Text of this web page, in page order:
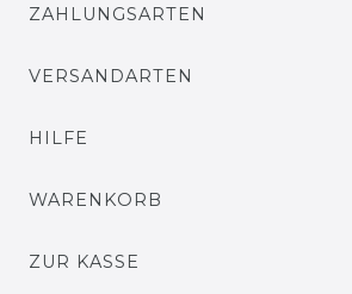
ZAHLUNGSARTEN
VERSANDARTEN
HILFE
WARENKORB
ZUR KASSE